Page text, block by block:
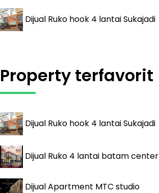
Dijual Ruko hook 4 lantai Sukajadi
Property terfavorit
Dijual Ruko hook 4 lantai Sukajadi
Dijual Ruko 4 lantai batam center
DijualApartment MTC studio